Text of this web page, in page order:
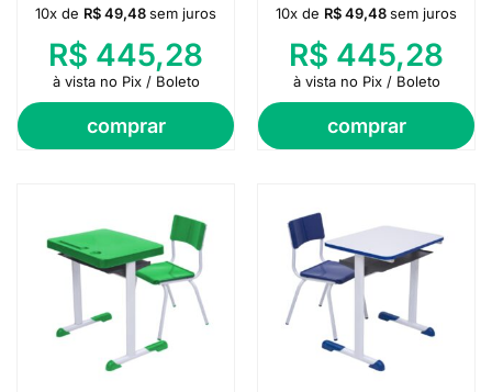
comprar
10x de R$49,48sem juros
R$ 445,28
à vista no Pix / Boleto
comprar
10x de R$49,48sem juros
R$ 445,28
à vista no Pix / Boleto